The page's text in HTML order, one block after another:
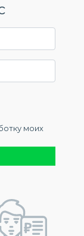
моих